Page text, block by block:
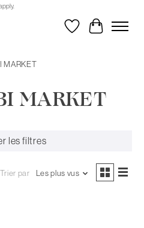
Liste de souhaits
Panier
MARKET
MARKET
les filtres
Trier par Les plus vus